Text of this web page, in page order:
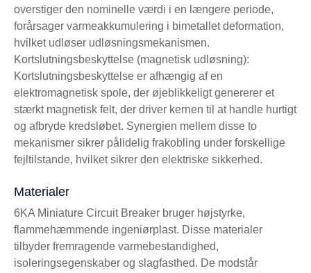
overstiger den nominelle værdi i en længere periode,
forårsager varmeakkumulering i bimetallet deformation,
hvilket udløser udløsningsmekanismen.
Kortslutningsbeskyttelse (magnetisk udløsning):
Kortslutningsbeskyttelse er afhængig af en
elektromagnetisk spole, der øjeblikkeligt genererer et
stærkt magnetisk felt, der driver kernen til at handle hurtigt
og afbryde kredsløbet. Synergien mellem disse to
mekanismer sikrer pålidelig frakobling under forskellige
fejltilstande, hvilket sikrer den elektriske sikkerhed.
Materialer
6KA Miniature Circuit Breaker bruger højstyrke,
flammehæmmende ingeniørplast. Disse materialer
tilbyder fremragende varmebestandighed,
isoleringsegenskaber og slagfasthed. De modstår